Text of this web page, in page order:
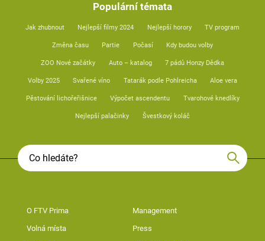
Populární témata
Jak zhubnout Nejlepší filmy 2024 Nejlepší horory TV program
Změna času Partie Počasí Kdy budou volby
ZOO Nové začátky Auto – katalog 7 pádů Honzy Dědka
Volby 2025 Svařené víno Tatarák podle Pohlreicha Aloe vera
Pěstování lichořeřišnice Výpočet ascendentu Tvarohové knedlíky
Nejlepší palačinky Švestkový koláč
O FTV Prima Management
Volná místa Press